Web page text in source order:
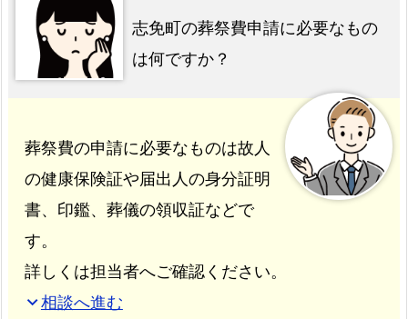
志免町の葬祭費申請に必要なもの
は何ですか？
葬祭費の申請に必要なものは故人
の健康保険証や届出人の身分証明
書、印鑑、葬儀の領収証などで
す。
詳しくは担当者へご確認ください。
expand_more相談へ進む